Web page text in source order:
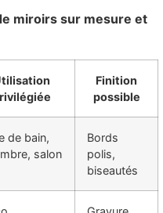
miroirs sur mesure et
Finition
possible
de bain,
salon
Bords
polis,
biseautés